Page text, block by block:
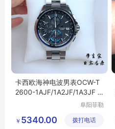
卡西欧海神电波男表OCW-T
2600-1AJF/1A2JF/1A3JF /2
阜阳菲勒
公司
￥ 5340.00 拨打电话